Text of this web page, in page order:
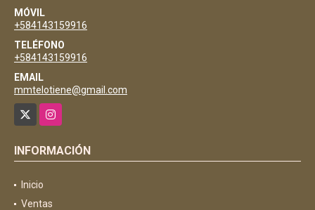
MÓVIL
+584143159916
TELÉFONO
+584143159916
EMAIL
mmtelotiene@gmail.com
Instagram
INFORMACIÓN
Inicio
Ventas